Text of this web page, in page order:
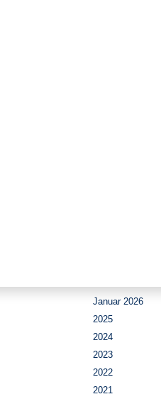
Januar 2026
2025
2024
2023
2022
2021